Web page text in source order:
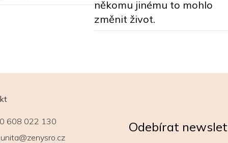
někomu jinému to mohlo
změnit život.
608 022 130
Odebírat